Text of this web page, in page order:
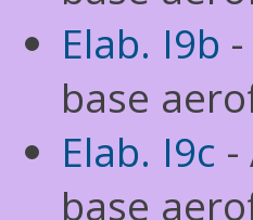
Elab. I9b
base
Elab. I9c -
base